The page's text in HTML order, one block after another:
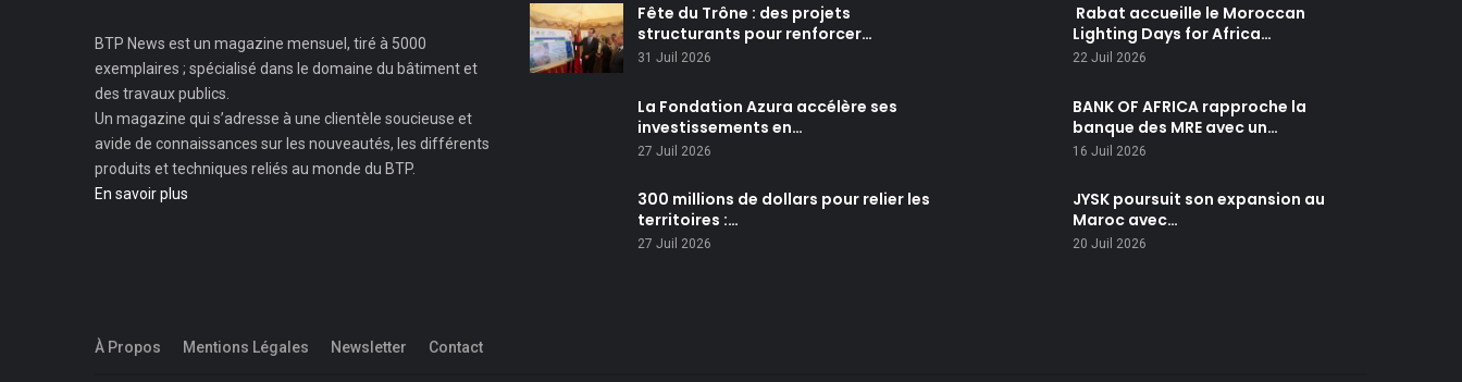
BTP News est un magazine mensuel, tiré à 5000
exemplaires ; spécialisé dans le domaine du bâtiment et
des travaux publics.
Un magazine qui s’adresse à une clientèle soucieuse et
avide de connaissances sur les nouveautés, les différents
produits et techniques reliés au monde du BTP.
En savoir plus
Fête du Trône : des projets
structurants pour renforcer…
31 Juil 2026
La Fondation Azura accélère ses
investissements en…
27 Juil 2026
300 millions de dollars pour relier les
territoires :…
27 Juil 2026
Rabat accueille le Moroccan
Lighting Days for Africa…
22 Juil 2026
BANK OF AFRICA rapproche la
banque des MRE avec un…
16 Juil 2026
JYSK poursuit son expansion au
Maroc avec…
20 Juil 2026
À Propos Mentions Légales Newsletter Contact